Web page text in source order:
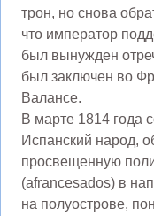
трон, но снова
что император
был вынужден
был заключен во
Валансе.
В марте 1814 года
Испанский народ,
просвещенную
(afrancesados) в
на полуострове,